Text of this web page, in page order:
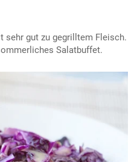
sehr gut zu gegrilltem Fleisch.
Salatbuffet.